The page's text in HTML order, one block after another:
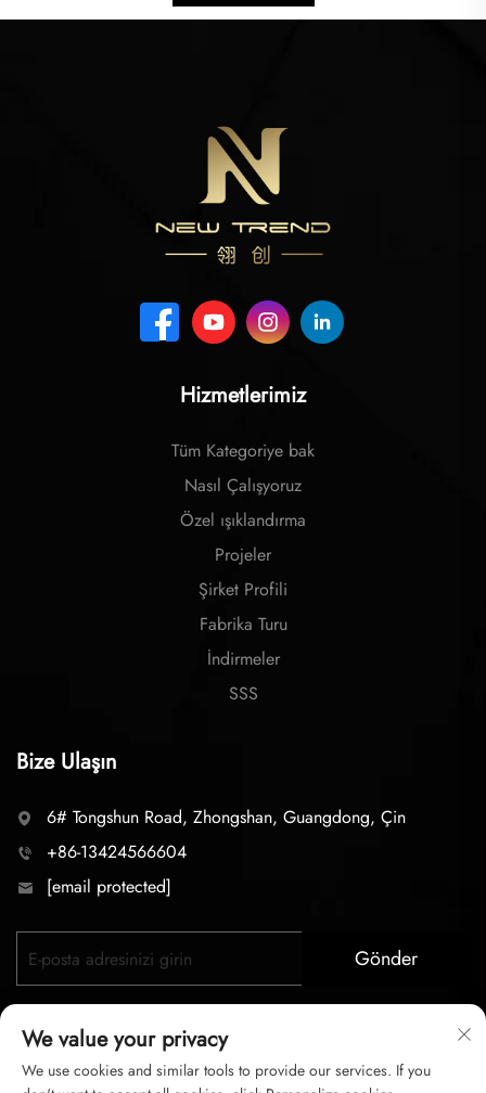
Hizmetlerimiz
Tüm Kategoriye bak
Nasıl Çalışyoruz
Özel ışıklandırma
Projeler
Şirket Profili
Fabrika Turu
İndirmeler
SSS
Bize Ulaşın
6# Tongshun Road, Zhongshan, Guangdong, Çin
+86-13424566604
[email protected]
Gönder
We value your privacy
We use cookies and similar tools to provide our services. If you